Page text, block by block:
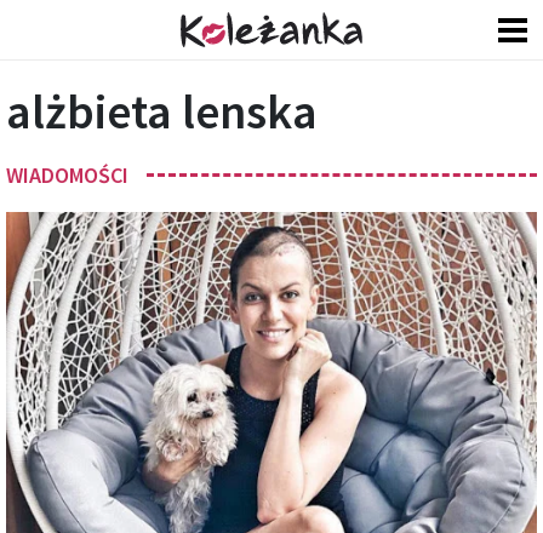
alżbieta lenska
WIADOMOŚCI